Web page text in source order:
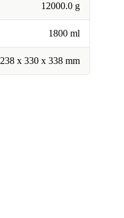
12000.0 g
1800 ml
238 x 330 x 338 mm